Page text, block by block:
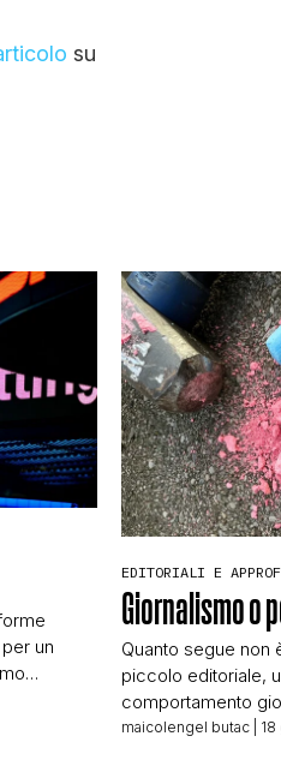
su
un
EDITORIALI E
Giornalismo o
Quanto segue non
piccolo editoriale,
comportamento
inammissibile, e
maicolengel butac |